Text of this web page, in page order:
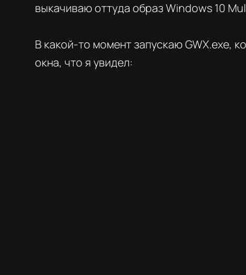
выкачиваю оттуда образ Windows 10
В какой-то момент запускаю GWX.exe,
окна, что я увидел: